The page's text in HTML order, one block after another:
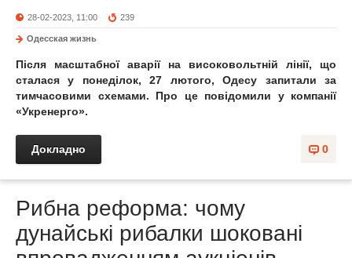
28-02-2023, 11:00 239
Одесская жизнь
Після масштабної аварії на високовольтній лінії, що
сталася у понеділок, 27 лютого, Одесу запитали за
тимчасовими схемами. Про це повідомили у компанії
«Укренерго».
0
Докладно
Рибна реформа: чому
дунайські рибалки шоковані